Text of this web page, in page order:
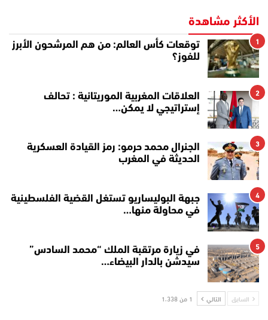
الأكثر مشاهدة
1
توقعات كأس العالم: من هم المرشحون الأبرز
للفوز؟
2
العلاقات المغربية الموريتانية : تحالف
إستراتيجي لا يمكن…
3
الجنرال محمد حرمو: رمز القيادة العسكرية
الحديثة في المغرب
4
جبهة البوليساريو تستغل القضية الفلسطينية
في محاولة منها…
5
في زيارة مرتقبة الملك “محمد السادس”
سيدشن بالدار البيضاء…
السابق التالي 1 من 1٬338